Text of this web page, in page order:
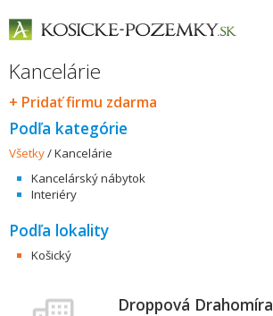
Kancelárie
+ Pridať firmu zdarma
Podľa kategórie
Všetky/Kancelárie
Kancelárský nábytok
Interiéry
Podľa lokality
Košický
Droppová Drahomíra